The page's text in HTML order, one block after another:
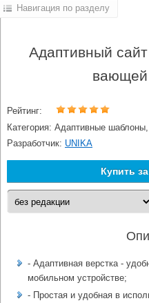
Навигация по разделу
Адаптивный
вающей
Рейтинг:
Категория: Адаптивные
Разработчик: UNIKA
Купить
- Адаптивная верстка -
мобильном устройстве;
- Простая и удобная в